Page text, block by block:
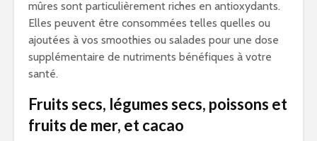
mûres sont particulièrement riches en antioxydants.
Elles peuvent être consommées telles quelles ou
ajoutées à vos smoothies ou salades pour une dose
supplémentaire de nutriments bénéfiques à votre
santé.
Fruits secs, légumes secs, poissons et
fruits de mer, et cacao